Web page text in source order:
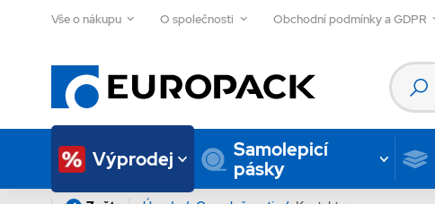
Vše o nákupu O společnosti Obchodní podmínky a GDPR
Výprodej
Samolepicí
pásky